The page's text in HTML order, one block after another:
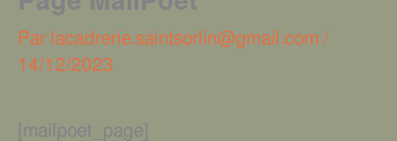
Par lacadrerie.saintsorlin@gmail.com /
14/12/2023
[mailpoet_page]